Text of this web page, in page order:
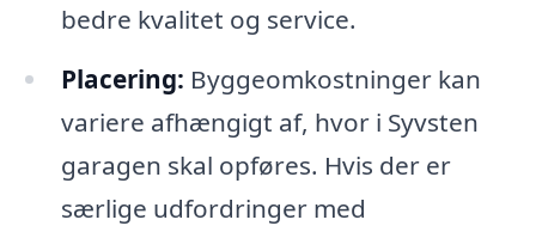
bedre kvalitet og service.
Placering: Byggeomkostninger kan
variere afhængigt af, hvor i Syvsten
garagen skal opføres. Hvis der er
særlige udfordringer med